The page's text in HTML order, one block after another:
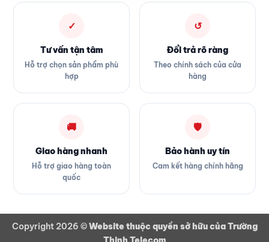
✓
Tư vấn tận tâm
Hỗ trợ chọn sản phẩm phù
hợp
↺
Đổi trả rõ ràng
Theo chính sách của cửa
hàng
🚚
Giao hàng nhanh
Hỗ trợ giao hàng toàn
quốc
🛡
Bảo hành uy tín
Cam kết hàng chính hãng
Copyright 2026 ©Website thuộc quyền sở hữu của Trường